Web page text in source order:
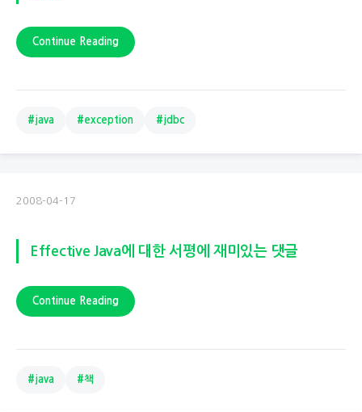
Continue Reading
#java #exception #jdbc
2008-04-17
Effective Java에 대한 서평에 재미있는 댓글
Continue Reading
#java #책